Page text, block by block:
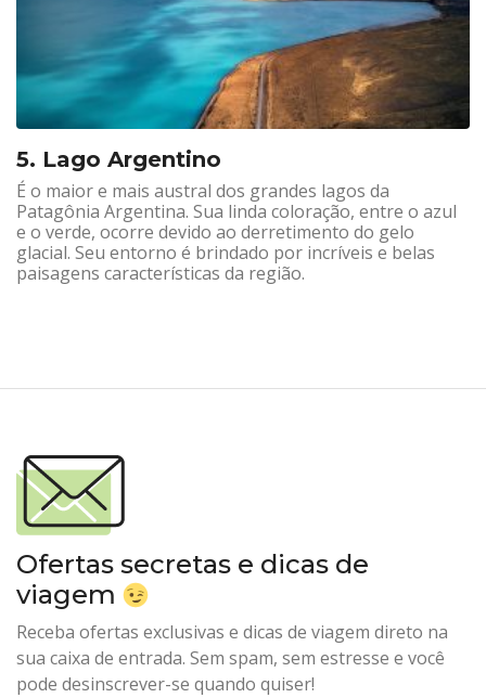
5. Lago Argentino
É o maior e mais austral dos grandes lagos da
Patagônia Argentina. Sua linda coloração, entre o azul
e o verde, ocorre devido ao derretimento do gelo
glacial. Seu entorno é brindado por incríveis e belas
paisagens características da região.
Ofertas secretas e dicas de
viagem
Receba ofertas exclusivas e dicas de viagem direto na
sua caixa de entrada. Sem spam, sem estresse e você
pode desinscrever-se quando quiser!